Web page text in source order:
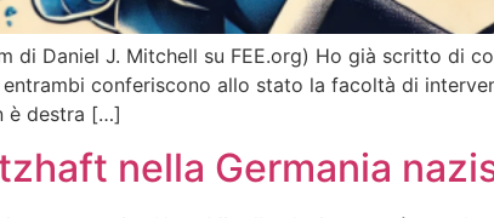
di Daniel J. Mitchell su FEE.org) Ho già scritto di
conferiscono allo stato la facoltà di
è destra […]
nella Germania